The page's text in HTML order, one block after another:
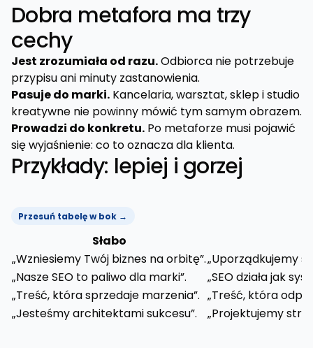
Dobra metafora ma trzy
cechy
Jest zrozumiała od razu.Odbiorca nie potrzebuje
przypisu ani minuty zastanowienia.
Pasuje do marki. Kancelaria, warsztat, sklep i studio
kreatywne nie powinny mówić tym samym obrazem.
Prowadzi do konkretu. Po metaforze musi pojawić
się wyjaśnienie: co to oznacza dla klienta.
Przykłady: lepiej i gorzej
Przesuń tabelę w bok →
Słabo
„Wzniesiemy Twój biznes na orbitę”.„Uporządkujemy
„Nasze SEO to paliwo dla marki”.
„SEO działa jak
„Treść, która sprzedaje marzenia”. „Treść, która
„Jesteśmy architektami sukcesu”.
„Projektujemy